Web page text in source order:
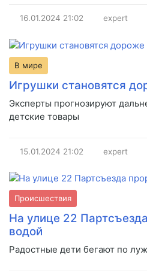
16.01.2024 21:02 expert
В мире
Игрушки становятся
Эксперты прогнозируют
детские товары
15.01.2024 21:02 expert
Происшествия
На улице 22
водой
Радостные дети бегают по